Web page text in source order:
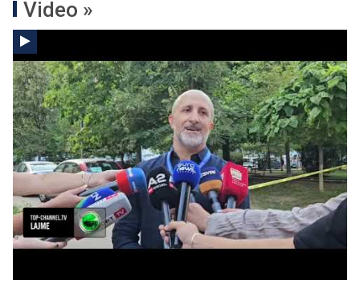
Video »